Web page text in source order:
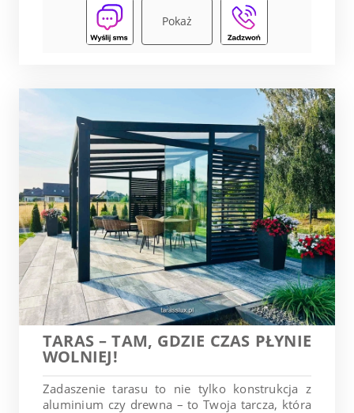
Pokaż
TARAS – TAM, GDZIE CZAS PŁYNIE
WOLNIEJ!
Zadaszenie tarasu to nie tylko konstrukcja z
aluminium czy drewna – to Twoja tarcza, która